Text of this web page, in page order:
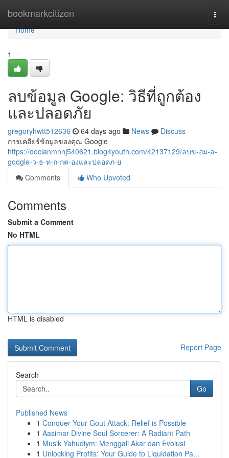
bookmarkcitizen
Home
Home
1
ลบข้อมูล Google: วิธีที่ถูกต้อง
และปลอดภัย
gregoryhwtt512636 64 days ago News
Discuss
การเคลียร์ข้อมูลของคุณ Google
https://declanmnnj540621.blog4youth.com/42137129/ลบข-อม-ล-
google-ว-ธ-ท-ถ-กต-องและปลอดภ-ย
Comments
Who Upvoted
Comments
Submit a Comment
No HTML
HTML is disabled
Report Page
Search
Go
Published News
1 Conquer Your Gout Attack: Relief is Possible
1 Aasimar Divine Soul Sorcerer: A Radiant Path
1 Musik Yahudiym: Menggali Akar dan Evolusi
1 Unlocking Profits: Your Guide to Liquidation Pa...